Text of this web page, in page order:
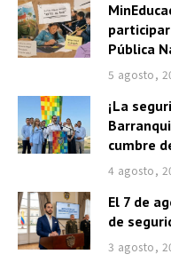
Pública
5 agosto,
¡La
cumbre
4 agosto,
El 7 de
de
3 agosto,